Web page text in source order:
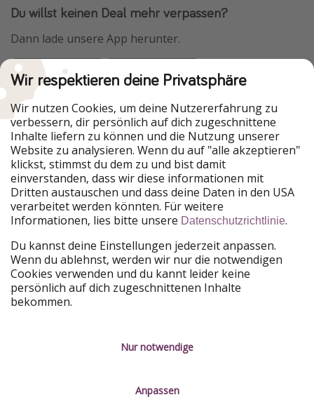
Du willst keinen Deal mehr verpassen?
Dann lade unsere App herunter.
Urlaubspiraten ist Teil der HolidayPirates Group
Unsere Märkte
PiratinViaggio
HolidayPirates
VakantiePiraten
WakacyjniPiraci
VoyagesPirates
Ferienpiraten
Urlaubspiraten
ViajerosPiratas
TravelPirates
HolidayPirates Group
Lerne uns kennen
Über uns
Rechtliches
Kontakt
Wir respektieren deine Privatsphäre
Wir nutzen Cookies, um deine Nutzererfahrung zu
verbessern, dir persönlich auf dich zugeschnittene
Inhalte liefern zu können und die Nutzung unserer
Website zu analysieren. Wenn du auf "alle akzeptieren"
klickst, stimmst du dem zu und bist damit
einverstanden, dass wir diese informationen mit
Dritten austauschen und dass deine Daten in den USA
verarbeitet werden könnten. Für weitere
Informationen, lies bitte unsere Datenschutzrichtlinie.
Du kannst deine Einstellungen jederzeit anpassen.
Wenn du ablehnst, werden wir nur die notwendigen
Cookies verwenden und du kannt leider keine
persönlich auf dich zugeschnittenen Inhalte
bekommen.
Nur notwendige
Anpassen